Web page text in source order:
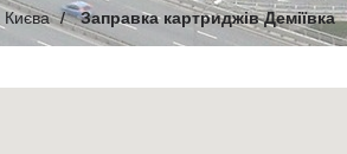
Києва Заправка картриджів Деміївка